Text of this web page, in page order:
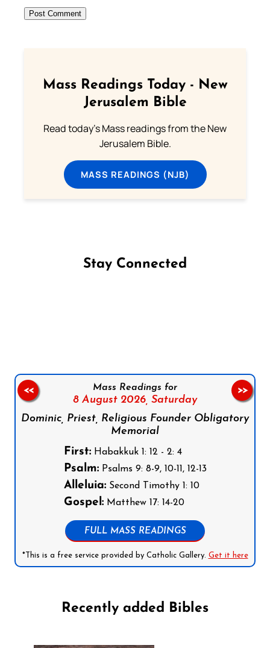
Mass Readings Today - New
Jerusalem Bible
Read today's Mass readings from the New
Jerusalem Bible.
MASS READINGS (NJB)
Stay Connected
Mass Readings for
8 August 2026, Saturday
Dominic, Priest, Religious Founder Obligatory
Memorial
First:Habakkuk 1: 12 - 2: 4
Psalm:Psalms 9: 8-9, 10-11, 12-13
Alleluia:Second Timothy 1: 10
Gospel:Matthew 17: 14-20
FULL MASS READINGS
*This is a free service provided by Catholic Gallery. Get it here
<< >>
Recently added Bibles